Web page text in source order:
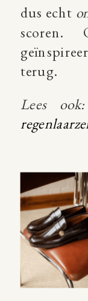
dus echt
terug.
Lees